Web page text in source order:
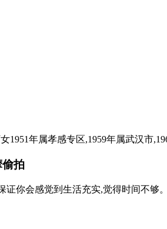
年属孝感专区,1959年属武汉市
偷拍
你会感觉到生活充实,觉得时间不够